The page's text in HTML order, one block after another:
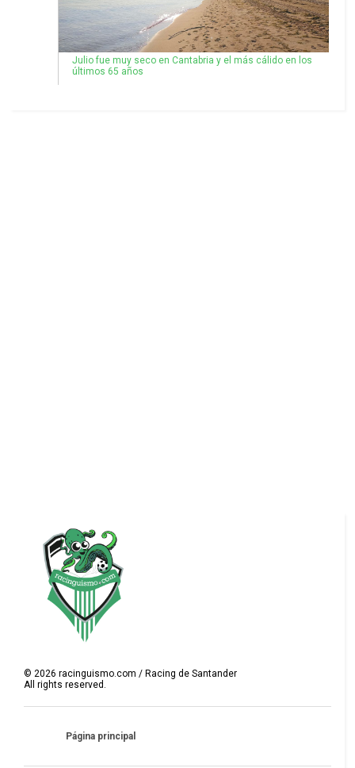
Julio fue muy seco en Cantabria y el más cálido en los
últimos 65 años
© 2026 racinguismo.com / Racing de Santander
All rights reserved.
Página principal